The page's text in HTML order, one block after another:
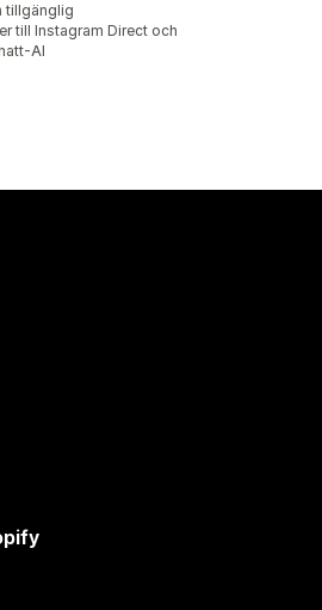
tillgänglig
till Instagram Direct och
AI